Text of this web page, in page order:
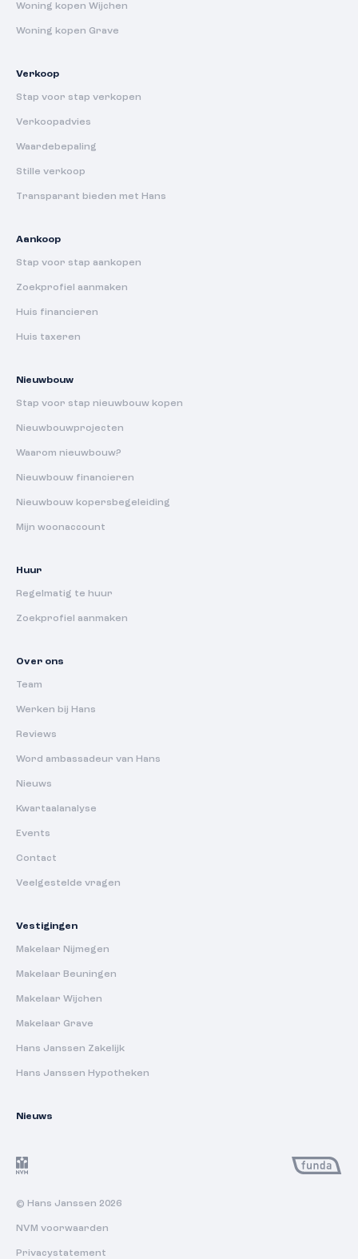
Woning kopen Wijchen
Woning kopen Grave
Verkoop
Stap voor stap verkopen
Verkoopadvies
Waardebepaling
Stille verkoop
Transparant bieden met Hans
Aankoop
Stap voor stap aankopen
Zoekprofiel aanmaken
Huis financieren
Huis taxeren
Nieuwbouw
Stap voor stap nieuwbouw kopen
Nieuwbouwprojecten
Waarom nieuwbouw?
Nieuwbouw financieren
Nieuwbouw kopersbegeleiding
Mijn woonaccount
Huur
Regelmatig te huur
Zoekprofiel aanmaken
Over ons
Team
Werken bij Hans
Reviews
Word ambassadeur van Hans
Nieuws
Kwartaalanalyse
Events
Contact
Veelgestelde vragen
Vestigingen
Makelaar Nijmegen
Makelaar Beuningen
Makelaar Wijchen
Makelaar Grave
Hans Janssen Zakelijk
Hans Janssen Hypotheken
Nieuws
© Hans Janssen 2026
NVM voorwaarden
Privacystatement